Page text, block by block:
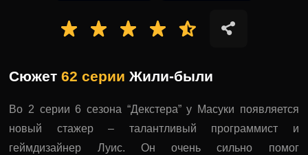
Сюжет62 серии Жили-были
Во 2 серии 6 сезона “Декстера” у Масуки появляется
новый стажер – талантливый программист и
геймдизайнер Луис. Он очень сильно помог